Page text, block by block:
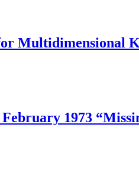
Multidimensional
1973